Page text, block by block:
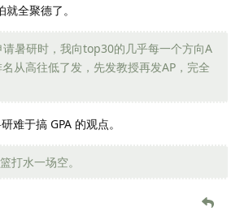
全聚德了。
请暑研时，我向top30的几乎每一个方向A
从高往低了发，先发教授再发AP，完全
难于搞 GPA 的观点。
打水一场空。